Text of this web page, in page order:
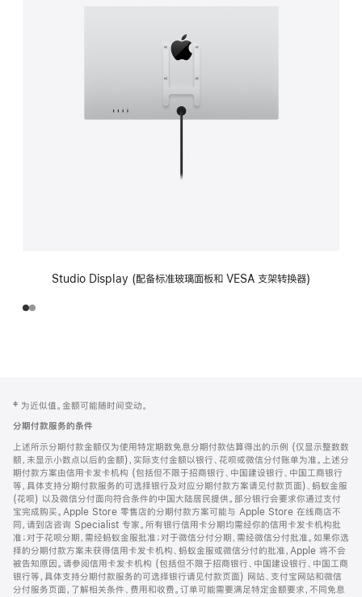
Studio Display (配备标准玻璃面板和 VESA 支架转换器)
页
页
脚
注
‡ 为近似值。金额可能随时间变动。
分期付款服务的条件
上述所示分期付款金额仅为使用特定期数免息分期付款估算得出的示例 (仅显示整数数
额，未显示小数点以后的金额)，实际支付金额以银行、花呗或微信分付账单为准。上述分
期付款方案由信用卡发卡机构 (包括但不限于招商银行、中国建设银行、中国工商银行
等，具体支持分期付款服务的可选择银行及对应分期付款方案请见付款页面)、蚂蚁金服
(花呗) 以及微信分付面向符合条件的中国大陆居民提供。部分银行会要求你通过支付
宝完成购买。Apple Store 零售店的分期付款方案可能与 Apple Store 在线商店不
同，请到店咨询 Specialist 专家。所有银行信用卡分期均需经你的信用卡发卡机构批
准；对于花呗分期，需经蚂蚁金服批准；对于微信分付分期，需经微信分付批准。如果你选
择的分期付款方案未获得信用卡发卡机构、蚂蚁金服或微信分付的批准，Apple 将不会
被告知原因。请参阅信用卡发卡机构 (包括但不限于招商银行、中国建设银行、中国工商
银行等，具体支持分期付款服务的可选择银行请见付款页面) 网站、支付宝网站和微信
分付服务页面，了解相关条件、费用和收费。订单可能需要满足特定金额要求，不同免息